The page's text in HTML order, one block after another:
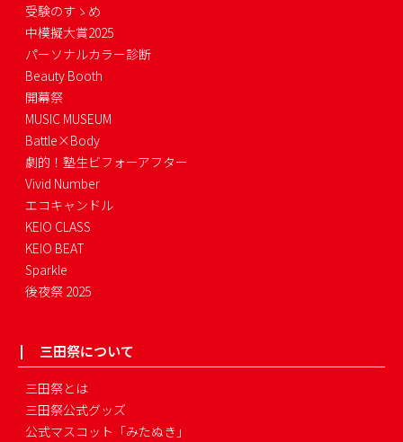
受験のすゝめ
中模擬大賞2025
パーソナルカラー診断
Beauty Booth
開幕祭
MUSIC MUSEUM
Battle×Body
劇的！塾生ビフォーアフター
Vivid Number
エコキャンドル
KEIO CLASS
KEIO BEAT
Sparkle
後夜祭 2025
三田祭について
三田祭とは
三田祭公式グッズ
公式マスコット「みたぬき」